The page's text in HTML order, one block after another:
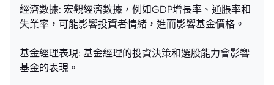
經濟數據: 宏觀經濟數據，例如GDP增長率、通脹率和
失業率，可能影響投資者情緒，進而影響基金價格。
基金經理表現: 基金經理的投資決策和選股能力會影響
基金的表現。